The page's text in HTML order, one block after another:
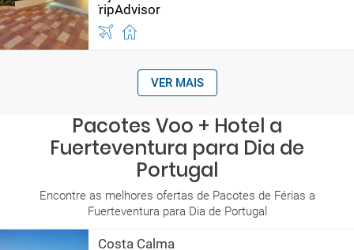
VER MAIS
Pacotes Voo + Hotel a
Fuerteventura para Dia de
Portugal
Encontre as melhores ofertas de Pacotes de Férias a
Fuerteventura para Dia de Portugal
Costa Calma